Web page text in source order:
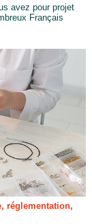
avez pour projet
Français
réglementation,